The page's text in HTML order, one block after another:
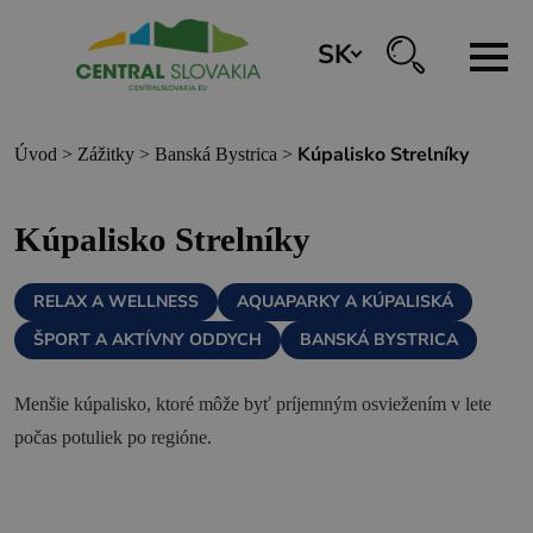
SK
REZERVÁCIA ZÁŽITKOV
Región
Zvolen
Kremnica
Krupina
Infocentrá
Úvod > Zážitky > Banská Bystrica > Kúpalisko Strelníky
Kúpalisko Strelníky
RELAX A WELLNESS
AQUAPARKY A KÚPALISKÁ
ŠPORT A AKTÍVNY ODDYCH
BANSKÁ BYSTRICA
Menšie kúpalisko, ktoré môže byť príjemným osviežením v lete
počas potuliek po regióne.